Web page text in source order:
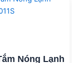
3.550.000 ₫.
Nóng Lạnh